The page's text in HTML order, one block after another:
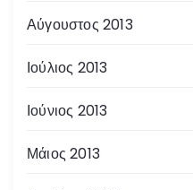
Αύγουστος 2013
Ιούλιος 2013
Ιούνιος 2013
Μάιος 2013